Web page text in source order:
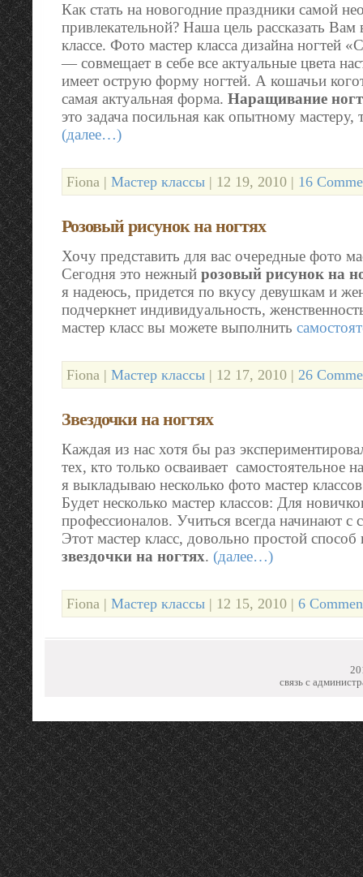
Как стать на новогодние праздники самой
привлекательной? Наша цель рассказать Вам
классе. Фото мастер класса дизайна ногтей
— совмещает в себе все актуальные цвета
имеет острую форму ногтей. А кошачьи
самая актуальная форма. Наращивание
это задача посильная как опытному мастеру,
(далее…)
Fiona | Мастер классы | 12 19, 2010 | 16
Розовый рисунок на ногтях
Хочу представить для вас очередные фото
Сегодня это нежный розовый рисунок на
я надеюсь, придется по вкусу девушкам и
подчеркнет индивидуальность,
мастер класс вы можете выполнить
Fiona | Мастер классы | 12 17, 2010 | 26
Звездочки на ногтях
Каждая из нас хотя бы раз
тех, кто только осваивает самостоятельное
я выкладываю несколько фото мастер
Будет несколько мастер классов: Для
профессионалов. Учиться всегда начинают с
Этот мастер класс, довольно простой способ
звездочки на ногтях. (далее…)
Fiona | Мастер классы | 12 15, 2010 | 6
связь с